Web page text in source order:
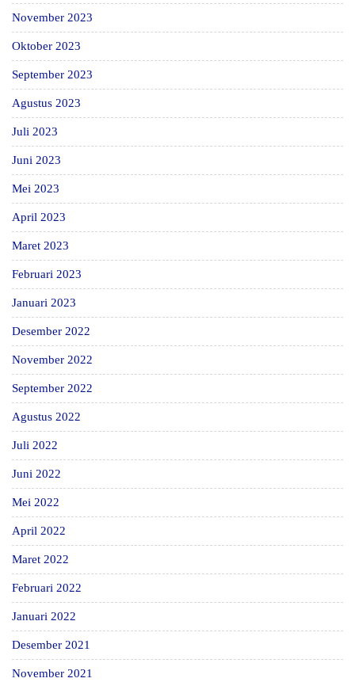
November 2023
Oktober 2023
September 2023
Agustus 2023
Juli 2023
Juni 2023
Mei 2023
April 2023
Maret 2023
Februari 2023
Januari 2023
Desember 2022
November 2022
September 2022
Agustus 2022
Juli 2022
Juni 2022
Mei 2022
April 2022
Maret 2022
Februari 2022
Januari 2022
Desember 2021
November 2021